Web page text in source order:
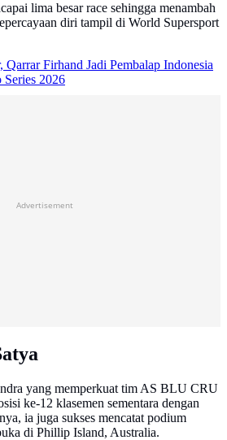
lima besar race sehingga menambah
diri tampil di World Supersport
Qarrar Firhand Jadi Pembalap Indonesia
Series 2026
Advertisement
yang memperkuat tim AS BLU CRU
ke-12 klasemen sementara dengan
ia juga sukses mencatat podium
di Phillip Island, Australia.